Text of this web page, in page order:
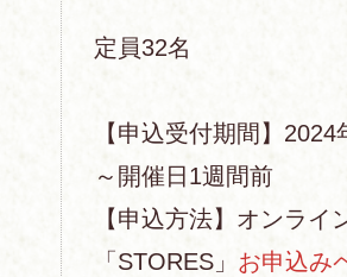
定員32名
【申込受付期間】
～開催日1週間前
【申込方法】オンライ
「STORES」 お申込み